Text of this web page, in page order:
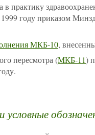
в практику
году приказом
МКБ-10,
пересмотра (МКБ-11)